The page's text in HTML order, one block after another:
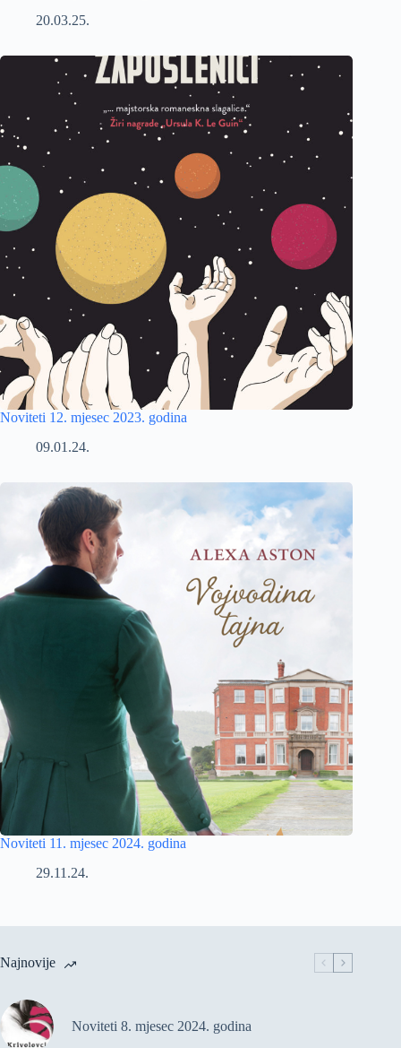
20.03.25.
Noviteti 12. mjesec 2023. godina
09.01.24.
Noviteti 11. mjesec 2024. godina
29.11.24.
Najnovije
Noviteti 8. mjesec 2024. godina